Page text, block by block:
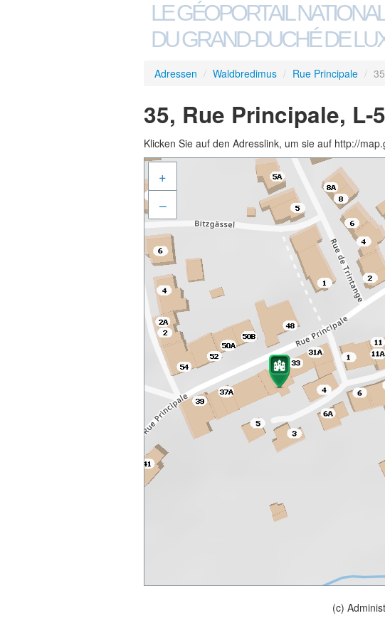
LE GÉOPORTAIL
DU GRAND-DUCHÉ DE
Adressen / Waldbredimus / Rue Principale / 35
35, Rue Principale, L-
Klicken Sie auf den Adresslink, um sie auf http://
+
–
(c)